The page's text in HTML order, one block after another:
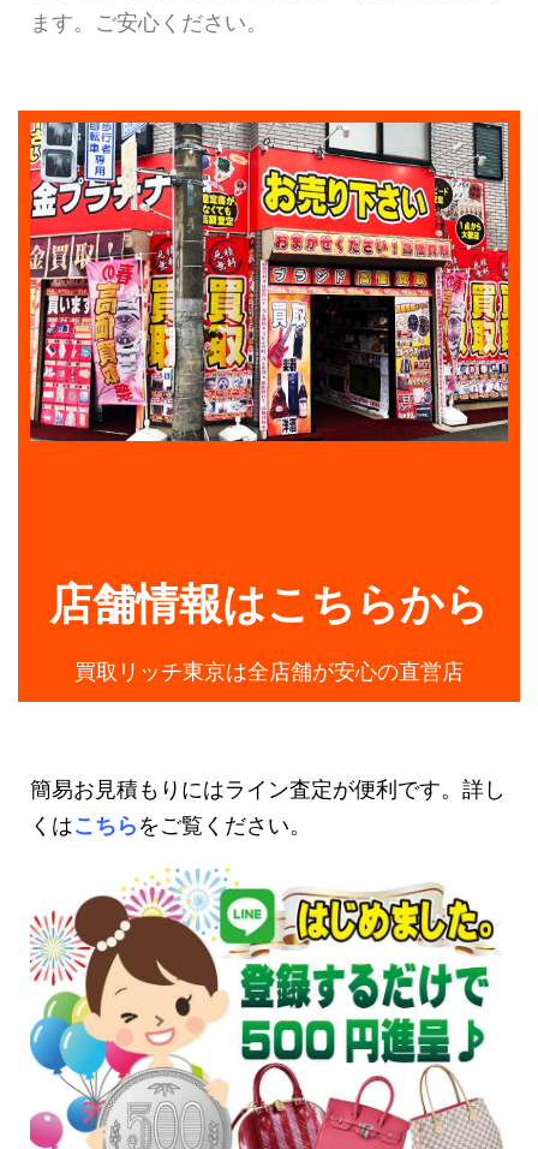
ます。ご安心ください。
店舗情報はこちらから
買取リッチ東京は全店舗が安心の直営店
簡易お見積もりにはライン査定が便利です。詳し
くはこちらをご覧ください。